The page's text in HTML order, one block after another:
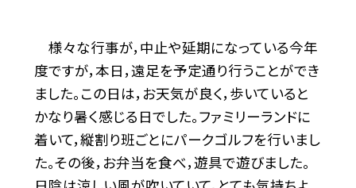
様々な行事が，中止や延期になっている今年
度ですが，本日，遠足を予定通り行うことができ
ました。この日は，お天気が良く，歩いていると
かなり暑く感じる日でした。ファミリーランドに
着いて，縦割り班ごとにパークゴルフを行いまし
た。その後，お弁当を食べ，遊具で遊びました。